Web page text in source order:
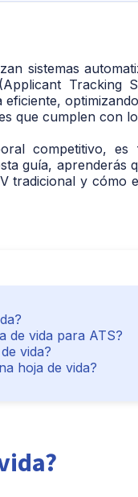
sistemas
Tracking
eficiente,
que cumplen con
competitivo,
guía,
tradicional y
de vida para ATS?
vida?
hoja de vida?